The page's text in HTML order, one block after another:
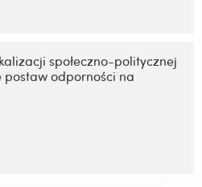
społeczno-politycznej
postaw odporności na